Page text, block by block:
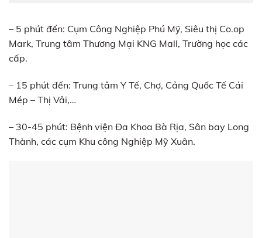
– 5 phút đến: Cụm Công Nghiệp Phú Mỹ, Siêu thị Co.op
Mark, Trung tâm Thương Mại KNG Mall, Trường học các
cấp.
– 15 phút đến: Trung tâm Y Tế, Chợ, Cảng Quốc Tế Cái
Mép – Thị Vải,…
– 30-45 phút: Bệnh viện Đa Khoa Bà Rịa, Sân bay Long
Thành, các cụm Khu công Nghiệp Mỹ Xuân.